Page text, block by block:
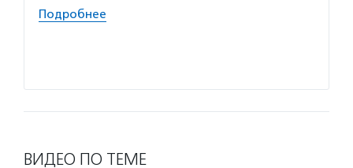
Подробнее
ВИДЕО ПО ТЕМЕ